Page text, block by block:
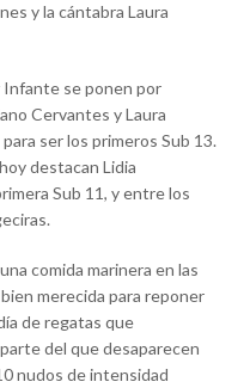
y la cántabra Laura
Infante se ponen por
Cervantes y Laura
ser los primeros Sub 13.
destacan Lidia
Sub 11, y entre los
comida marinera en las
merecida para reponer
de regatas que
del que desaparecen
nudos de intensidad